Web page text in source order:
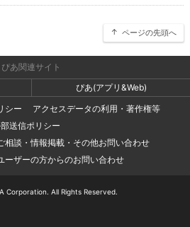
ページの先頭へ
ぴあ関連サイト
ぴあ(アプリ&Web)
シー
アクセスデータの利用・著作権等
送信ポリシー
相談・情報掲載・その他お問い合わせ
ーザーの方からのお問い合わせ
Corporation. All Rights Reserved.